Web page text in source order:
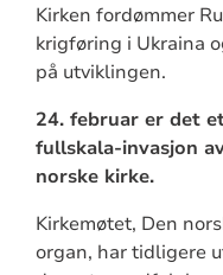
Kirken fordømmer
krigføring i Ukraina
på utviklingen.
24. februar er det
fullskala-invasjon
norske kirke.
Kirkemøtet, Den
organ, har tidligere